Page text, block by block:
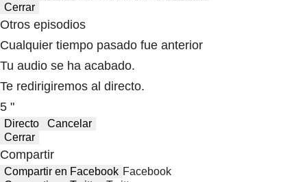
Cerrar
Otros episodios
Cualquier tiempo pasado fue anterior
Tu audio se ha acabado.
Te redirigiremos al directo.
5 "
Directo
Cancelar
Cerrar
Compartir
Compartir en Facebook Facebook